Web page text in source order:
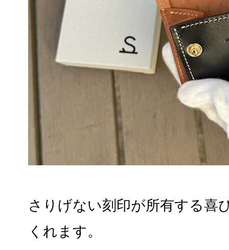
さりげない刻印が所有する喜
くれます。